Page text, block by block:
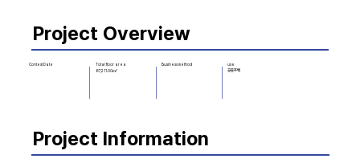
Project Overview
Contest Date
Total floor area
87,211.00㎡
Business method
use
공동주택
Project Information